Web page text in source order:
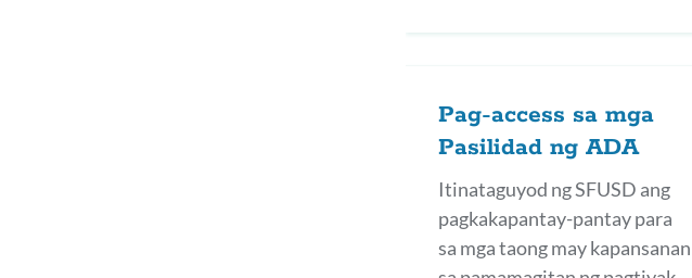
Pag-access sa mga
Pasilidad ng ADA
Itinataguyod ng SFUSD ang
pagkakapantay-pantay para
sa mga taong may kapansanan